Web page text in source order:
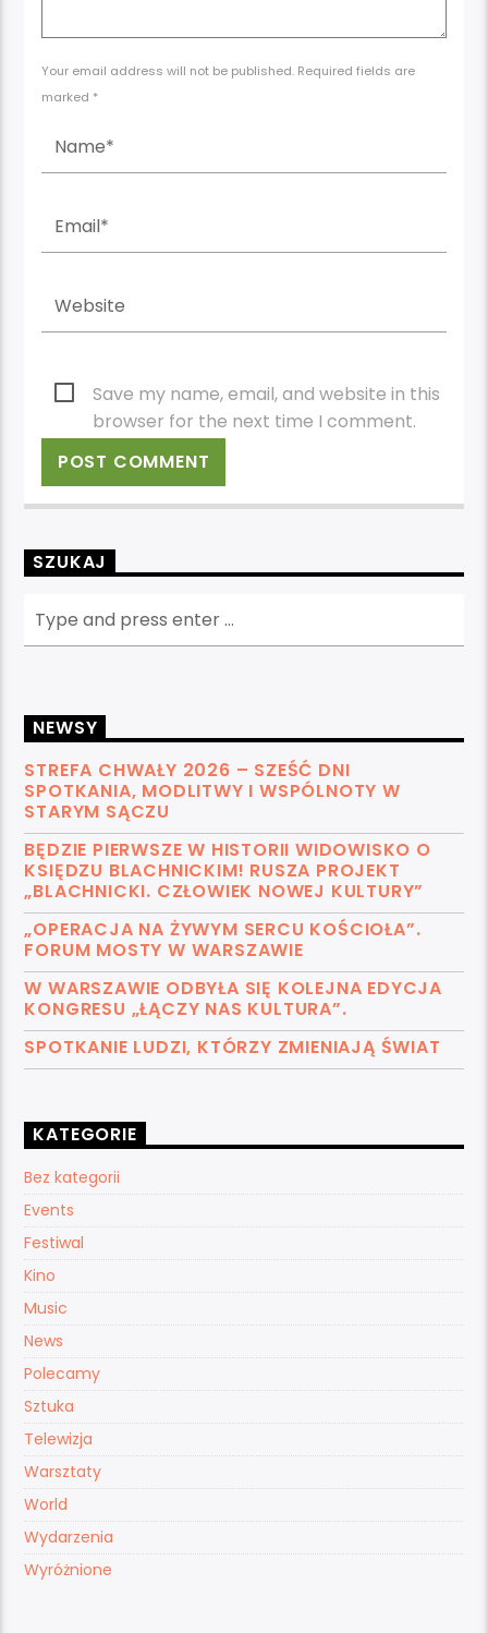
Your email address will not be published. Required fields are
marked *
Save my name, email, and website in this
browser for the next time I comment.
SZUKAJ
NEWSY
STREFA CHWAŁY 2026 – SZEŚĆ DNI
SPOTKANIA, MODLITWY I WSPÓLNOTY W
STARYM SĄCZU
BĘDZIE PIERWSZE W HISTORII WIDOWISKO O
KSIĘDZU BLACHNICKIM! RUSZA PROJEKT
„BLACHNICKI. CZŁOWIEK NOWEJ KULTURY”
„OPERACJA NA ŻYWYM SERCU KOŚCIOŁA”.
FORUM MOSTY W WARSZAWIE
W WARSZAWIE ODBYŁA SIĘ KOLEJNA EDYCJA
KONGRESU „ŁĄCZY NAS KULTURA”.
SPOTKANIE LUDZI, KTÓRZY ZMIENIAJĄ ŚWIAT
KATEGORIE
Bez kategorii
Events
Festiwal
Kino
Music
News
Polecamy
Sztuka
Telewizja
Warsztaty
World
Wydarzenia
Wyróżnione